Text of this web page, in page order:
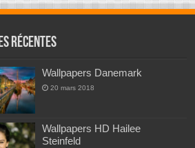
Récentes
Wallpapers Danemark
20 mars 2018
Wallpapers HD Hailee
Steinfeld